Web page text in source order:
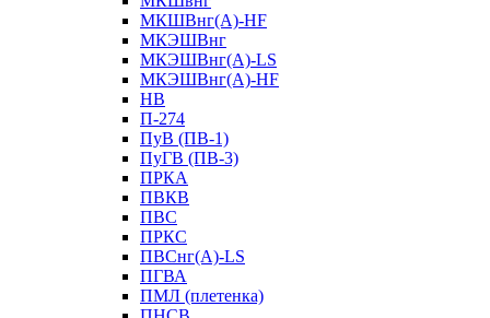
МКШВнг(А)-HF
МКЭШВнг
МКЭШВнг(А)-LS
МКЭШВнг(А)-HF
НВ
П-274
ПуВ (ПВ-1)
ПуГВ (ПВ-3)
ПРКА
ПВКВ
ПВС
ПРКС
ПВСнг(А)-LS
ПГВА
ПМЛ (плетенка)